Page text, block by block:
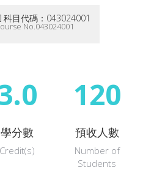
科目代碼：043024001
No.043024001
學分數
Credit(s)
120
預收人數
Number of
Students